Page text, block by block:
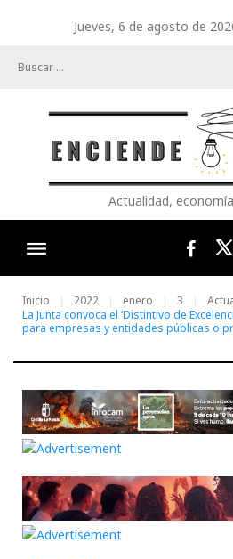
Jueves, 6 de agosto de
Actualidad,
Inicio 2022 enero 3
La Junta convoca el ‘Distintivo de
para empresas y entidades públicas o